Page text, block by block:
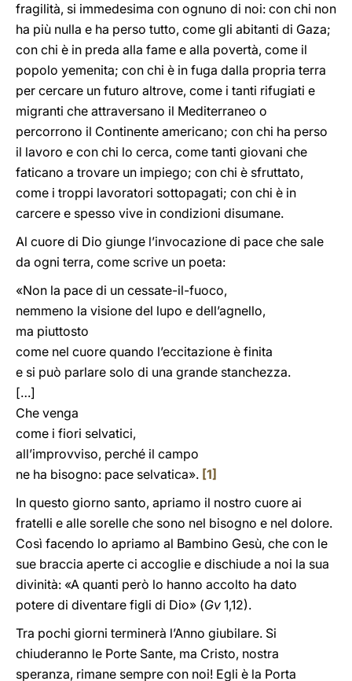
fragilità, si immedesima con ognuno di noi: con chi non
ha più nulla e ha perso tutto, come gli abitanti di Gaza;
con chi è in preda alla fame e alla povertà, come il
popolo yemenita; con chi è in fuga dalla propria terra
per cercare un futuro altrove, come i tanti rifugiati e
migranti che attraversano il Mediterraneo o
percorrono il Continente americano; con chi ha perso
il lavoro e con chi lo cerca, come tanti giovani che
faticano a trovare un impiego; con chi è sfruttato,
come i troppi lavoratori sottopagati; con chi è in
carcere e spesso vive in condizioni disumane.
Al cuore di Dio giunge l’invocazione di pace che sale
da ogni terra, come scrive un poeta:
«Non la pace di un cessate-il-fuoco,
nemmeno la visione del lupo e dell’agnello,
ma piuttosto
come nel cuore quando l’eccitazione è finita
e si può parlare solo di una grande stanchezza.
[…]
Che venga
come i fiori selvatici,
all’improvviso, perché il campo
ne ha bisogno: pace selvatica». [1]
In questo giorno santo, apriamo il nostro cuore ai
fratelli e alle sorelle che sono nel bisogno e nel dolore.
Così facendo lo apriamo al Bambino Gesù, che con le
sue braccia aperte ci accoglie e dischiude a noi la sua
divinità: «A quanti però lo hanno accolto ha dato
potere di diventare figli di Dio» (Gv 1,12).
Tra pochi giorni terminerà l’Anno giubilare. Si
chiuderanno le Porte Sante, ma Cristo, nostra
speranza, rimane sempre con noi! Egli è la Porta